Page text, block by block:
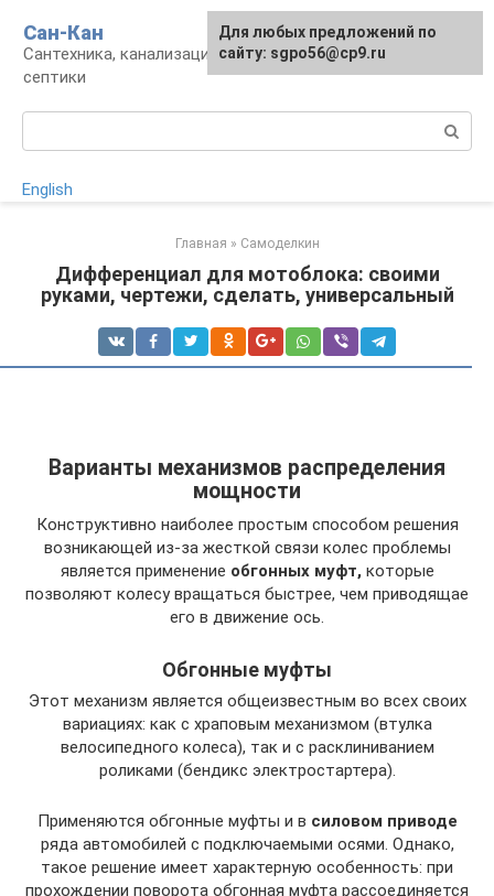
контенту
Сан-Кан
Сантехника, канализация, водопровод,
септики
English
Главная » Самоделкин
Дифференциал для мотоблока: своими
руками, чертежи, сделать, универсальный
Варианты механизмов распределения
мощности
Конструктивно наиболее простым способом решения
возникающей из-за жесткой связи колес проблемы
является применение обгонных муфт, которые
позволяют колесу вращаться быстрее, чем приводящае
его в движение ось.
Обгонные муфты
Этот механизм является общеизвестным во всех своих
вариациях: как с храповым механизмом (втулка
велосипедного колеса), так и с расклиниванием
роликами (бендикс электростартера).
Применяются обгонные муфты и в силовом приводе
ряда автомобилей с подключаемыми осями. Однако,
такое решение имеет характерную особенность: при
прохождении поворота обгонная муфта рассоединяется
Для любых предложений по
сайту: sgpo56@cp9.ru